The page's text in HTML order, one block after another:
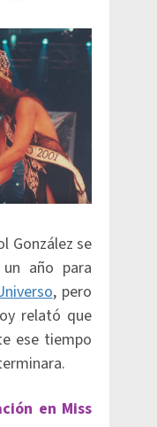
González se
año para
, pero
relató que
ese tiempo
en Miss